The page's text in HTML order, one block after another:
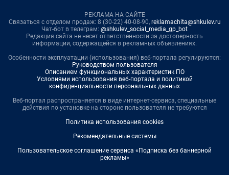
РЕКЛАМА НА САЙТЕ
Связаться с отделом продаж: 8 (30-22) 40-08-90, reklamachita@shkulev.ru
Чат-бот в телеграм: @shkulev_social_media_gp_bot
Редакция сайта не несет ответственности за достоверность
информации, содержащейся в рекламных объявлениях.
Особенности эксплуатации (использования) веб-портала регулируются:
Руководством пользователя
Описанием функциональных характеристик ПО
Условиями использования веб-портала и политикой
конфиденциальности персональных данных
Веб-портал распространяется в виде интернет-сервиса, специальные
действия по установке на стороне пользователя не требуются
Политика использования cookies
Рекомендательные системы
Пользовательское соглашение сервиса «Подписка без баннерной
рекламы»